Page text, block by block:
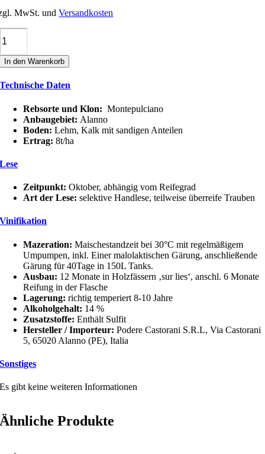
MwSt. undVersandkosten
In den Warenkorb
Technische Daten
Rebsorte und Klon: Montepulciano
Anbaugebiet: Alanno
Boden: Lehm, Kalk mit sandigen Anteilen
Ertrag: 8t/ha
Lese
Zeitpunkt:Oktober, abhängig vom Reifegrad
Art der Lese:selektive Handlese, teilweise überreife Trauben
Vinifikation
Mazeration:Maischestandzeit bei 30°C mit regelmäßigem
Umpumpen, inkl. Einer malolaktischen Gärung, anschließende
Gärung für 40Tage in 150L Tanks.
Ausbau: 12 Monate in Holzfässern ‚sur lies‘, anschl. 6 Monate
Reifung in der Flasche
Lagerung:richtig temperiert 8-10 Jahre
Alkoholgehalt: 14 %
Zusatzstoffe: Enthält Sulfit
Hersteller / Importeur: Podere Castorani S.R.L, Via Castorani
5, 65020 Alanno (PE), Italia
Sonstiges
Es gibt keine weiteren Informationen
Ähnliche Produkte